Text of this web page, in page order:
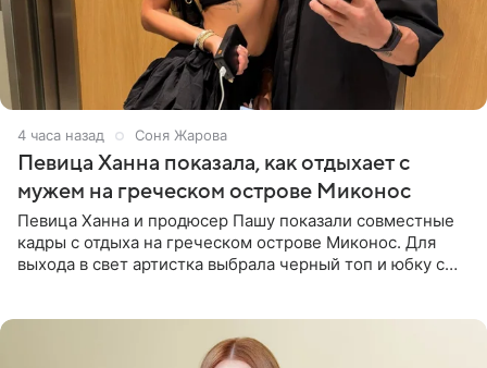
4 часа назад Соня Жарова
Певица Ханна показала, как отдыхает с
мужем на греческом острове Миконос
Певица Ханна и продюсер Пашу показали совместные
кадры с отдыха на греческом острове Миконос. Для
выхода в свет артистка выбрала черный топ и юбку с